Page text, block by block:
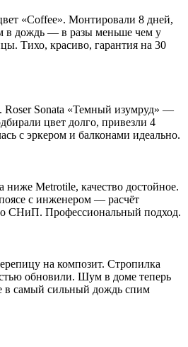
«Coffee». Монтировали 8 дней,
в дождь — в разы меньше чем у
Тихо, красиво, гарантия на 30
Sonata «Темный изумруд» —
цвет долго, привезли 4
с эркером и балконами идеально.
Metrotile, качество достойное.
с инженером — расчёт
СНиП. Профессиональный подход.
на композит. Стропилка
обновили. Шум в доме теперь
самый сильный дождь спим